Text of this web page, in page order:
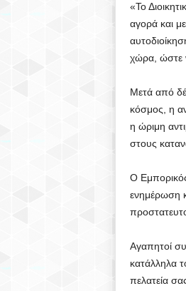
Ο
Ο
Λ
Η
Σ
«Το
αγορά και
χώρα, ώστε
Μετά από
κόσμος, η
η ώριμη
στους
Ο
ενημέρωση
Αγαπητοί
κατάλληλα
πελατεία